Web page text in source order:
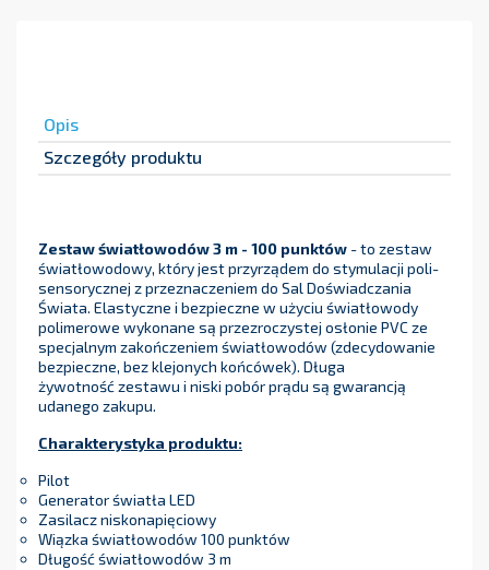
Opis
Szczegóły produktu
Zestaw światłowodów 3 m - 100 punktów - to zestaw
światłowodowy, który jest przyrządem do stymulacji poli-
sensorycznej z przeznaczeniem do Sal Doświadczania
Świata. Elastyczne i bezpieczne w użyciu światłowody
polimerowe wykonane są przezroczystej osłonie PVC ze
specjalnym zakończeniem światłowodów (zdecydowanie
bezpieczne, bez klejonych końcówek). Długa
żywotność zestawu i niski pobór prądu są gwarancją
udanego zakupu.
Charakterystyka produktu:
Pilot
Generator światła LED
Zasilacz niskonapięciowy
Wiązka światłowodów 100 punktów
Długość światłowodów 3 m